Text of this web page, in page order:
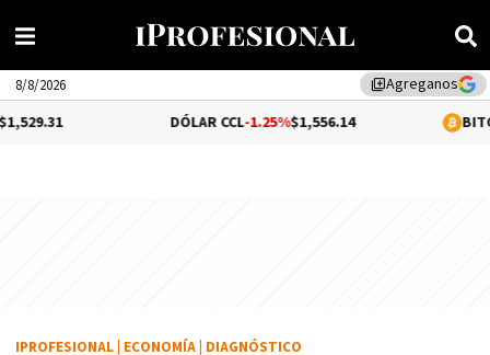
library_addAgreganos
8/8/2026
-1.25%$1,556.14 0.07%
IPROFESIONAL ECONOMÍA DIAGNÓSTICO